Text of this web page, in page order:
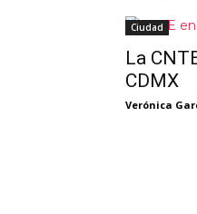
Ciudad
La
CDMX
Verónica